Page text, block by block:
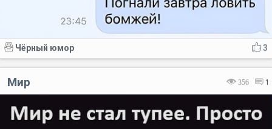
3
Чёрный юмор
356 1
Мир